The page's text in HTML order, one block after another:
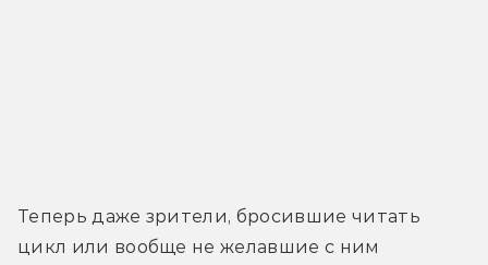
Теперь даже зрители, бросившие читать
цикл или вообще не желавшие с ним